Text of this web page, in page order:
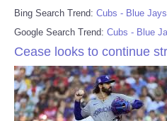
Bing Search Trend: Cubs - Blue Jays
Google Search Trend: Cubs - Blue
Cease looks to continue